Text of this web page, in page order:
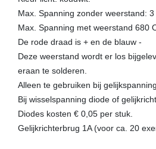
Max. Spanning zonder weerstand: 3
Max. Spanning met weerstand 680
De rode draad is + en de blauw -
Deze weerstand wordt er los
eraan te solderen.
Alleen te gebruiken bij
Bij wisselspanning diode of
Diodes kosten € 0,05 per stuk.
Gelijkrichterbrug 1A (voor ca. 20